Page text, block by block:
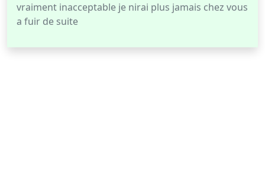
vraiment inacceptable je nirai plus jamais chez vous
a fuir de suite